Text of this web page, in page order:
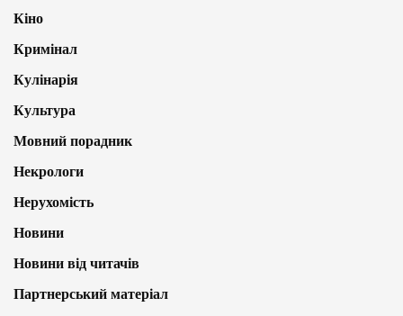
Кіно
Кримінал
Кулінарія
Культура
Мовний порадник
Некрологи
Нерухомість
Новини
Новини від читачів
Партнерський матеріал